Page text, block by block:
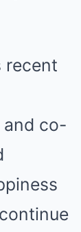
recent
and co-